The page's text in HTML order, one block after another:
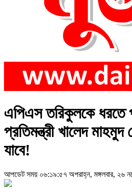
এপিএস তরিকুলকে ধরতে
প্রতিমন্ত্রী খালেদ মাহমুদ
যাবে!
আপডেট সময় ০৬:১৯:৫৭ অপরাহ্ন, মঙ্গলবার, ২৬